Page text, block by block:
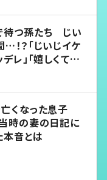
待つ孫たち じい
！？「じいじイケ
デレ」「嬉しくて可
くなった息子
時の妻の日記に
本音とは